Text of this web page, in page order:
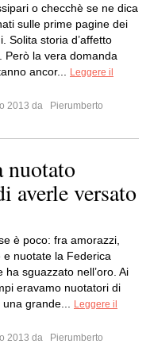
o checchè se ne dica
sulle prime pagine dei
Solita storia d’affetto
Però la vera domanda
ancor...
Leggere il
2013 da
Pierumberto
nuotato
averle versato
è poco: fra amorazzi,
e nuotate la Federica
ha sguazzato nell’oro. Ai
eravamo nuotatori di
una grande...
Leggere il
2013 da
Pierumberto